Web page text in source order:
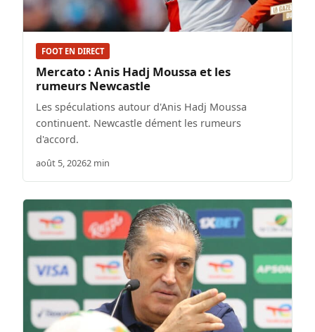
FOOT EN DIRECT
Mercato : Anis Hadj Moussa et les
rumeurs Newcastle
Les spéculations autour d'Anis Hadj Moussa
continuent. Newcastle dément les rumeurs
d'accord.
août 5, 20262 min